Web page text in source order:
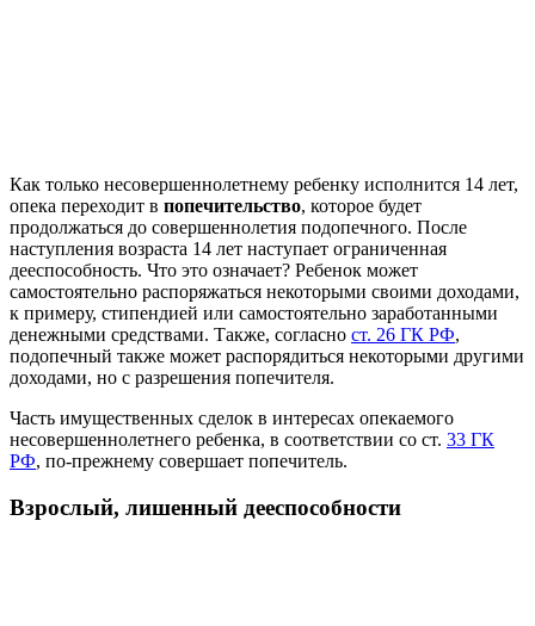
Как только несовершеннолетнему ребенку исполнится 14 лет,
опека переходит в попечительство, которое будет
продолжаться до совершеннолетия подопечного. После
наступления возраста 14 лет наступает ограниченная
дееспособность. Что это означает? Ребенок может
самостоятельно распоряжаться некоторыми своими доходами,
к примеру, стипендией или самостоятельно заработанными
денежными средствами. Также, согласно ст. 26 ГК РФ,
подопечный также может распорядиться некоторыми другими
доходами, но с разрешения попечителя.
Часть имущественных сделок в интересах опекаемого
несовершеннолетнего ребенка, в соответствии со ст. 33 ГК
РФ, по-прежнему совершает попечитель.
Взрослый, лишенный дееспособности